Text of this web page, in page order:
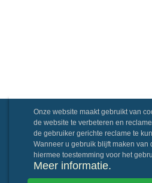
Onze website maakt gebruikt van
de website te verbeteren en
de gebruiker gerichte reclame te
Wanneer u gebruik blijft maken van
hiermee toestemming voor het
Meer informatie.